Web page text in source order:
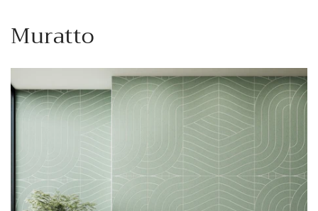
K
o
l
l
k
t
Muratto